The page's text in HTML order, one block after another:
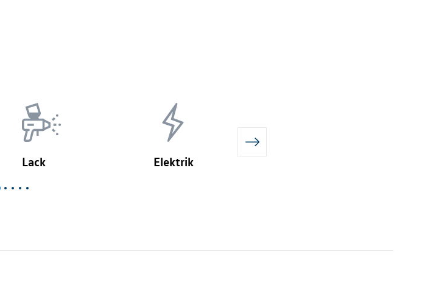
Lack Elektrik